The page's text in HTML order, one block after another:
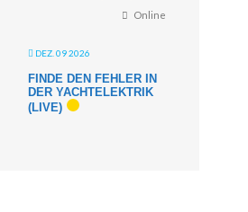
Online
DEZ. 09 2026
FINDE DEN FEHLER IN
DER YACHTELEKTRIK
(LIVE)